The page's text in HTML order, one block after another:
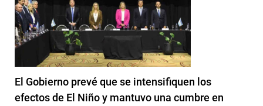
El Gobierno prevé que se intensifiquen los
efectos de El Niño y mantuvo una cumbre en